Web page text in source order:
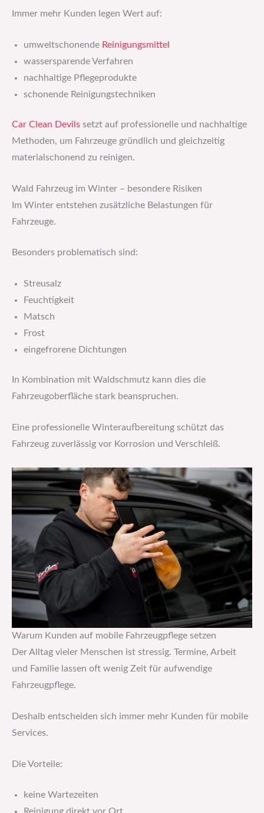
Immer mehr Kunden legen Wert auf:
umweltschonende Reinigungsmittel
wassersparende Verfahren
nachhaltige Pflegeprodukte
schonende Reinigungstechniken
Car Clean Devils setzt auf professionelle und nachhaltige
Methoden, um Fahrzeuge gründlich und gleichzeitig
materialschonend zu reinigen.
Wald Fahrzeug im Winter – besondere Risiken
Im Winter entstehen zusätzliche Belastungen für
Fahrzeuge.
Besonders problematisch sind:
Streusalz
Feuchtigkeit
Matsch
Frost
eingefrorene Dichtungen
In Kombination mit Waldschmutz kann dies die
Fahrzeugoberfläche stark beanspruchen.
Eine professionelle Winteraufbereitung schützt das
Fahrzeug zuverlässig vor Korrosion und Verschleiß.
Warum Kunden auf mobile Fahrzeugpflege setzen
Der Alltag vieler Menschen ist stressig. Termine, Arbeit
und Familie lassen oft wenig Zeit für aufwendige
Fahrzeugpflege.
Deshalb entscheiden sich immer mehr Kunden für mobile
Services.
Die Vorteile:
keine Wartezeiten